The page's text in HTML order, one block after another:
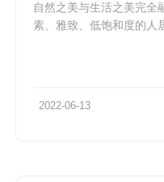
自然之美与生活之美完全
素、雅致、低饱和度的人
2022-06-13